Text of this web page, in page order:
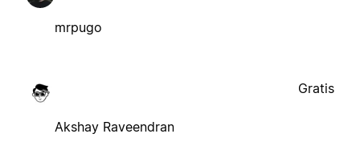
mrpugo
Akshay Raveendran
Gratis